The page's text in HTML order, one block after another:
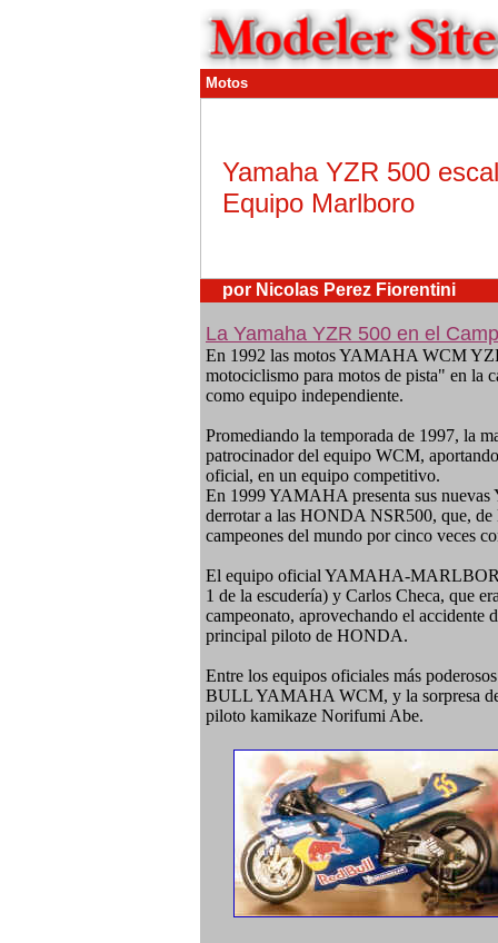
Motos
Yamaha YZR 500
Equipo Marlboro
por Nicolas Perez Fiorentini
La Yamaha YZR 500 en el
En 1992 las motos YAMAHA WCM
motociclismo para motos de pista" en la
como equipo independiente.
Promediando la temporada de 1997, la
patrocinador del equipo WCM,
oficial, en un equipo competitivo.
En 1999 YAMAHA presenta sus nuevas
derrotar a las HONDA NSR500, que,
campeones del mundo por cinco veces
El equipo oficial YAMAHA-
1 de la escudería) y Carlos Checa, que
campeonato, aprovechando el accidente
principal piloto de HONDA.
Entre los equipos oficiales más
BULL YAMAHA WCM, y la sorpresa
piloto kamikaze Norifumi Abe.